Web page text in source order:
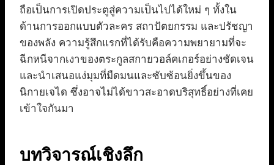
ถือเป็นการเปิดประตูสู่ความเป็นไปได้ใหม่ ๆ ทั้งใน
ด้านการออกแบบตัวละคร สถาปัตยกรรม และปรัชญา
ของพลัง ความรู้สึกแรกที่ได้รับคือความพยายามที่จะ
ฉีกหนีจากเงาของตระกูลสกายวอล์คเกอร์อย่างชัดเจน
และนำเสนอแง่มุมที่มืดมนและซับซ้อนยิ่งขึ้นของ
นิกายเจได ซึ่งอาจไม่ได้ขาวสะอาดบริสุทธิ์อย่างที่เคย
เข้าใจกันมา
บทวิจารณ์เชิงลึก